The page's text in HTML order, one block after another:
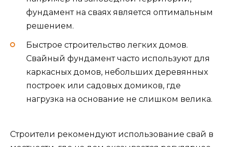
фундамент на сваях является оптимальным
решением.
Быстрое строительство легких домов.
Свайный фундамент часто используют для
каркасных домов, небольших деревянных
построек или садовых домиков, где
нагрузка на основание не слишком велика.
Строители рекомендуют использование свай в